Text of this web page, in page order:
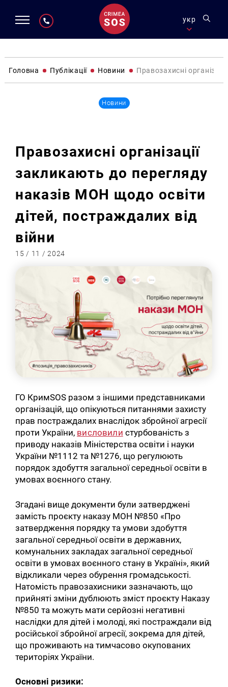
укр
Головна Публікації Новини Правозахисні
Новини
Правозахисні організації
закликають до перегляду
наказів МОН щодо освіти
дітей, постраждалих від
війни
15 / 11 / 2024
ГО КримSOS разом з іншими представниками
організацій, що опікуються питаннями захисту
прав постраждалих внаслідок збройної агресії
проти України, висловили стурбованість з
приводу наказів Міністерства освіти і науки
України №1112 та №1276, що регулюють
порядок здобуття загальної середньої освіти в
умовах воєнного стану.
Згадані вище документи були затверджені
замість проєкту наказу МОН №850 «Про
затвердження порядку та умови здобуття
загальної середньої освіти в державних,
комунальних закладах загальної середньої
освіти в умовах воєнного стану в Україні», який
відкликали через обурення громадськості.
Натомість правозахисники зазначають, що
прийняті зміни дублюють зміст проєкту Наказу
№850 та можуть мати серйозні негативні
наслідки для дітей і молоді, які постраждали від
російської збройної агресії, зокрема для дітей,
що проживають на тимчасово окупованих
територіях України.
Основні ризики: